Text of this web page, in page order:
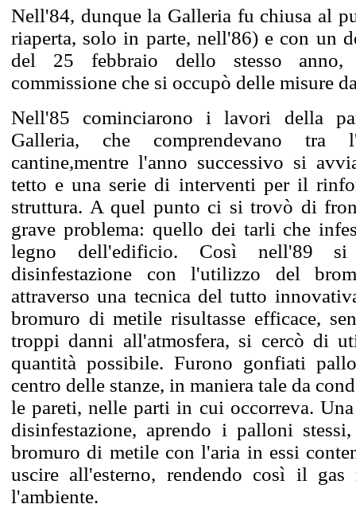
Nell'84, dunque la Galleria fu chiusa al
riaperta, solo in parte, nell'86) e con un
del 25 febbraio dello stesso
commissione che si occupò delle misure
Nell'85 cominciarono i lavori della
Galleria, che comprendevano tra
cantine,mentre l'anno successivo si
tetto e una serie di interventi per il
struttura. A quel punto ci si trovò di
grave problema: quello dei tarli che
legno dell'edificio. Così nell'89 si
disinfestazione con l'utilizzo del
attraverso una tecnica del tutto
bromuro di metile risultasse efficace,
troppi danni all'atmosfera, si cercò di
quantità possibile. Furono gonfiati
centro delle stanze, in maniera tale da
le pareti, nelle parti in cui occorreva.
disinfestazione, aprendo i palloni
bromuro di metile con l'aria in essi
uscire all'esterno, rendendo così il
l'ambiente.